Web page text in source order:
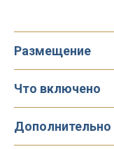
Размещение
Что включено
Дополнительно